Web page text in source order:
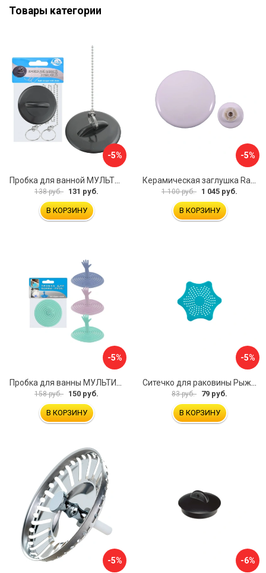
Товары категории
-5%
138 руб. 131 руб.
В КОРЗИНУ
-5%
1 100 руб. 1 045 руб.
В КОРЗИНУ
-5%
Пробка для ванны МУЛЬТИДОМ Пастель VL34-11
158 руб. 150 руб.
В КОРЗИНУ
-5%
Ситечко для раковины Рыжий кот Морская Звезда 103659
83 руб. 79 руб.
В КОРЗИНУ
-5% -6%